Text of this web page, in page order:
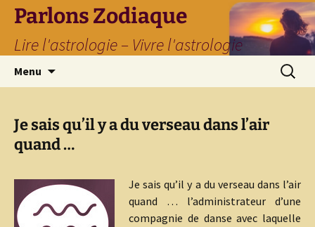
Parlons Zodiaque
Lire l'astrologie – Vivre l'astrologie
Menu
Je sais qu’il y a du verseau dans l’air
quand …
Je sais qu’il y a du verseau dans l’air
quand … l’administrateur d’une
compagnie de danse avec laquelle